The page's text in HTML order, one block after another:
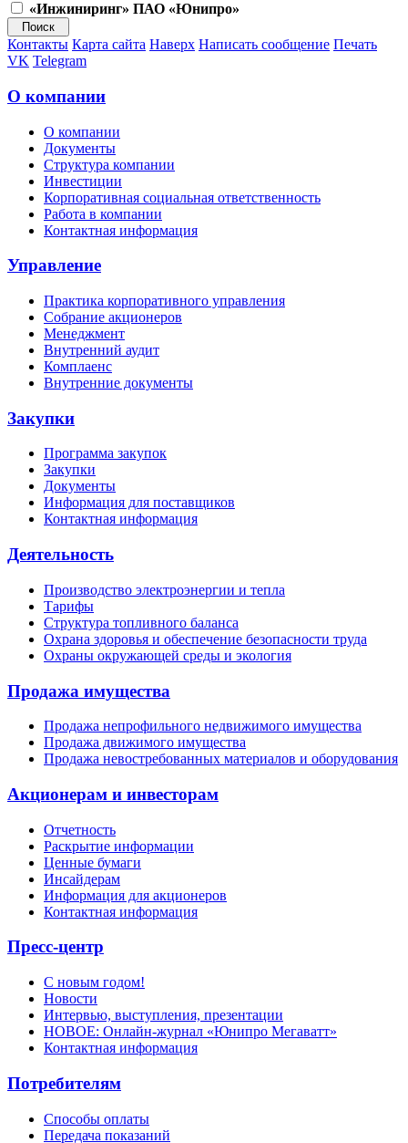
«Инжиниринг» ПАО «Юнипро»
Контакты Карта сайта Наверх Написать сообщение Печать
VK Telegram
О компании
О компании
Документы
Структура компании
Инвестиции
Корпоративная социальная ответственность
Работа в компании
Контактная информация
Управление
Практика корпоративного управления
Собрание акционеров
Менеджмент
Внутренний аудит
Комплаенс
Внутренние документы
Закупки
Программа закупок
Закупки
Документы
Информация для поставщиков
Контактная информация
Деятельность
Производство электроэнергии и тепла
Тарифы
Структура топливного баланса
Охрана здоровья и обеспечение безопасности труда
Охраны окружающей среды и экология
Продажа имущества
Продажа непрофильного недвижимого имущества
Продажа движимого имущества
Продажа невостребованных материалов и оборудования
Акционерам и инвесторам
Отчетность
Раскрытие информации
Ценные бумаги
Инсайдерам
Информация для акционеров
Контактная информация
Пресс-центр
С новым годом!
Новости
Интервью, выступления, презентации
НОВОЕ: Онлайн-журнал «Юнипро Мегаватт»
Контактная информация
Потребителям
Способы оплаты
Передача показаний